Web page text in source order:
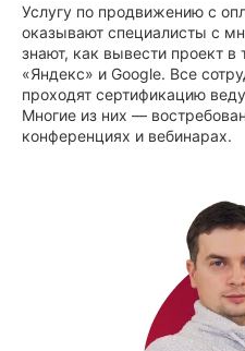
Услугу по продвижению с
оказывают специалисты с
знают, как вывести проект
«Яндекс» и Google. Все
проходят сертификацию
Многие из них —
конференциях и вебинарах.